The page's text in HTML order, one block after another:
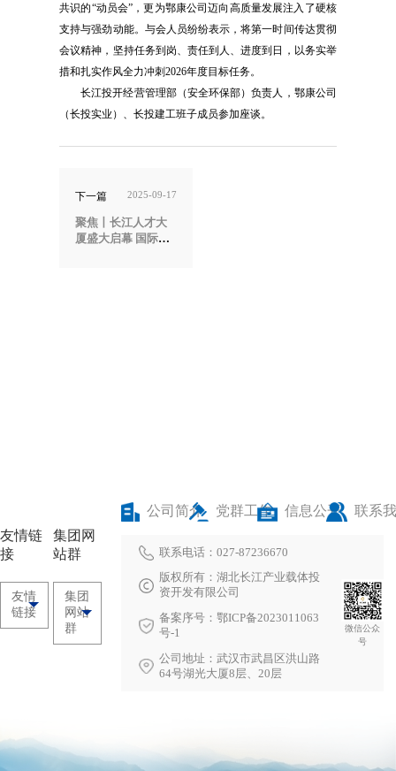
共识的“动员会”，更为鄂康公司迈向高质量发展注入了硬核
支持与强劲动能。与会人员纷纷表示，将第一时间传达贯彻
会议精神，坚持任务到岗、责任到人、进度到日，以务实举
措和扎实作风全力冲刺2026年度目标任务。
长江投开经营管理部（安全环保部）负责人，鄂康公司
（长投实业）、长投建工班子成员参加座谈。
下一篇 2025-09-17
聚焦丨长江人才大
厦盛大启幕 国际化
友情链
接
友情
链接
集团网
站群
集团
网站
群
公司简介 党群工作 信息公开 联系
联系电话：027-87236670
版权所有：湖北长江产业载体投
资开发有限公司
备案序号：鄂ICP备2023011063
号-1
公司地址：武汉市武昌区洪山路
64号湖光大厦8层、20层
微信公众
号